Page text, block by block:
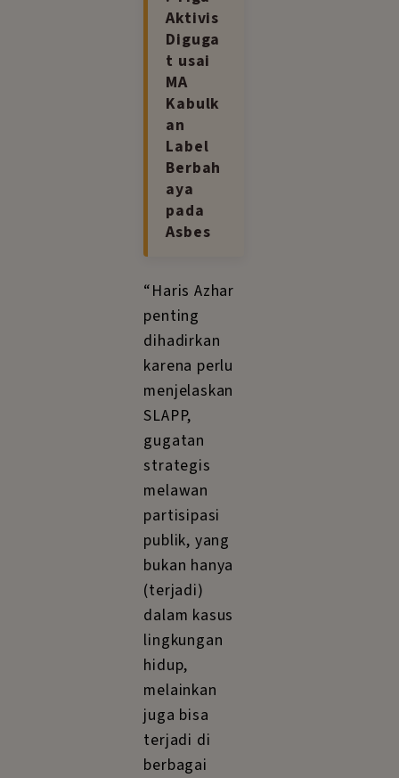
Aktivis
Diguga
t usai
MA
Kabulk
an
Label
Berbah
aya
pada
Asbes
“Haris Azhar
penting
dihadirkan
karena perlu
menjelaskan
SLAPP,
gugatan
strategis
melawan
partisipasi
publik, yang
bukan hanya
(terjadi)
dalam kasus
lingkungan
hidup,
melainkan
juga bisa
terjadi di
berbagai